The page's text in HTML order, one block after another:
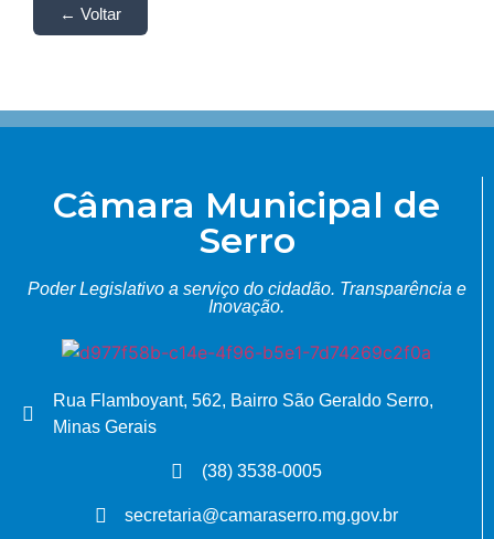
← Voltar
Câmara Municipal de
Serro
Poder Legislativo a serviço do cidadão. Transparência e
Inovação.
Rua Flamboyant, 562, Bairro São Geraldo Serro,
Minas Gerais
(38) 3538-0005
secretaria@camaraserro.mg.gov.br